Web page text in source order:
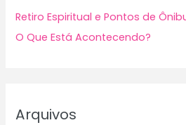
Retiro Espiritual e Pontos de
O Que Está Acontecendo?
Arquivos